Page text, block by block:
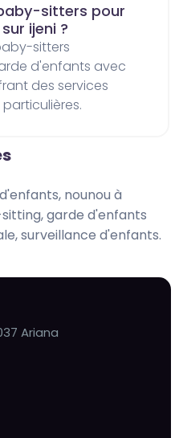
sitters pour
ijeni ?
d'enfants avec
des services
garde d'enfants
surveillance d'enfants.
Ariana